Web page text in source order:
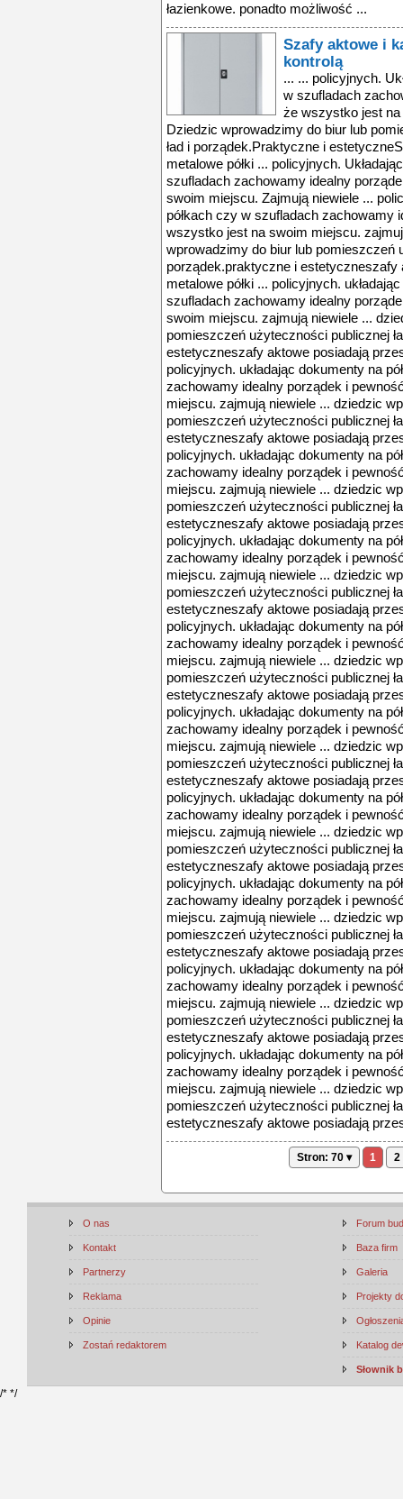
łazienkowe. ponadto możliwość ...
Szafy aktowe i
kontrolą
... ... policyjnych.
w szufladach
że wszystko jest
Dziedzic wprowadzimy do biur lub
ład i porządek.Praktyczne i
metalowe półki ... policyjnych.
szufladach zachowamy idealny
swoim miejscu. Zajmują niewiele ...
półkach czy w szufladach zachowamy
wszystko jest na swoim miejscu.
wprowadzimy do biur lub pomieszczeń
porządek.praktyczne i estetyczneszafy
metalowe półki ... policyjnych.
szufladach zachowamy idealny
swoim miejscu. zajmują niewiele ...
pomieszczeń użyteczności publicznej
estetyczneszafy aktowe posiadają
policyjnych. układając dokumenty na
zachowamy idealny porządek i
miejscu. zajmują niewiele ... dziedzic
pomieszczeń użyteczności publicznej
estetyczneszafy aktowe posiadają
policyjnych. układając dokumenty na
zachowamy idealny porządek i
miejscu. zajmują niewiele ... dziedzic
pomieszczeń użyteczności publicznej
estetyczneszafy aktowe posiadają
policyjnych. układając dokumenty na
zachowamy idealny porządek i
miejscu. zajmują niewiele ... dziedzic
pomieszczeń użyteczności publicznej
estetyczneszafy aktowe posiadają
policyjnych. układając dokumenty na
zachowamy idealny porządek i
miejscu. zajmują niewiele ... dziedzic
pomieszczeń użyteczności publicznej
estetyczneszafy aktowe posiadają
policyjnych. układając dokumenty na
zachowamy idealny porządek i
miejscu. zajmują niewiele ... dziedzic
pomieszczeń użyteczności publicznej
estetyczneszafy aktowe posiadają
policyjnych. układając dokumenty na
zachowamy idealny porządek i
miejscu. zajmują niewiele ... dziedzic
pomieszczeń użyteczności publicznej
estetyczneszafy aktowe posiadają
policyjnych. układając dokumenty na
zachowamy idealny porządek i
miejscu. zajmują niewiele ... dziedzic
pomieszczeń użyteczności publicznej
estetyczneszafy aktowe posiadają
policyjnych. układając dokumenty na
zachowamy idealny porządek i
miejscu. zajmują niewiele ... dziedzic
pomieszczeń użyteczności publicznej
estetyczneszafy aktowe posiadają
policyjnych. układając dokumenty na
zachowamy idealny porządek i
miejscu. zajmują niewiele ... dziedzic
pomieszczeń użyteczności publicznej
estetyczneszafy aktowe posiadają
Stron: 70 ▾ 1 2
O nas
Kontakt
Partnerzy
Reklama
Opinie
Zostań redaktorem
Forum
Baza firm
Galeria
Projekty
Katalog
Słownik
/* */